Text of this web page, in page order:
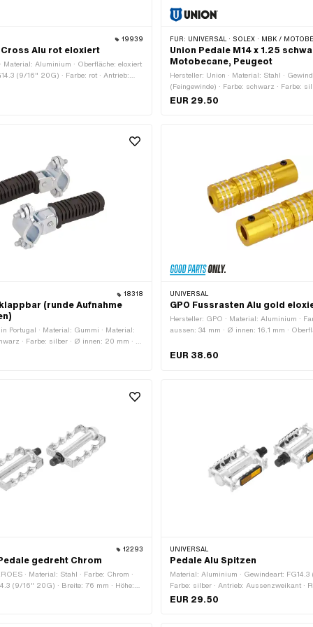
19939
Cross Alu rot eloxiert
Material: Aluminium · Oberfläche: eloxiert
(9/16" 20G) · Farbe: rot · Antrieb:
FÜR: UNIVERSAL · SOLEX · MBK / MOTOBÉCANE ·
Union Pedale M14 x 1.25
Motobecane, Peugeot
Hersteller: Union · Material: Stahl ·
(Feingewinde) · Farbe: schwarz · Farbe:
Aussenzweikant · Oberfläche: verzinkt
EUR 29.50
18318
(runde Aufnahme
Portugal · Material: Gummi · Material:
· Farbe: silber · Ø innen: 20 mm · Ø
Nein
UNIVERSAL
GPO Fussrasten Alu gold
Hersteller: GPO · Material: Aluminium ·
aussen: 34 mm · Ø innen: 16.1 mm ·
EUR 38.60
12293
gedreht Chrom
· Material: Stahl · Farbe: Chrom ·
(9/16" 20G) · Breite: 76 mm · Höhe:
· Oberfläche: verchromt ·
UNIVERSAL
Pedale Alu Spitzen
Material: Aluminium · Gewindeart:
Farbe: silber · Antrieb: Aussenzweikant ·
EUR 29.50